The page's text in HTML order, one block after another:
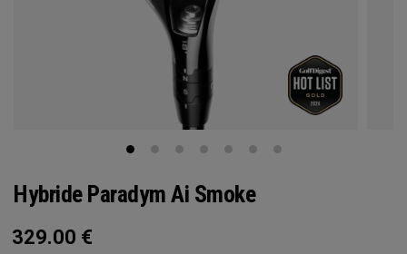
Hybride Paradym Ai Smoke
329.00 €